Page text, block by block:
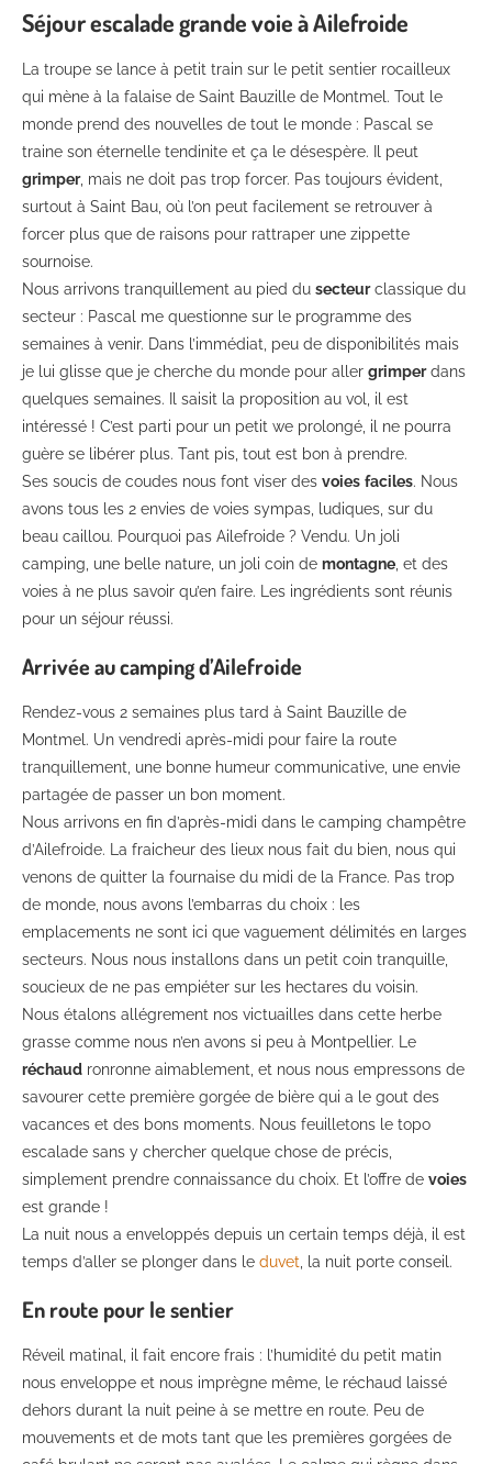
Séjour escalade grande voie à Ailefroide
La troupe se lance à petit train sur le petit sentier rocailleux
qui mène à la falaise de Saint Bauzille de Montmel. Tout le
monde prend des nouvelles de tout le monde : Pascal se
traine son éternelle tendinite et ça le désespère. Il peut
grimper, mais ne doit pas trop forcer. Pas toujours évident,
surtout à Saint Bau, où l’on peut facilement se retrouver à
forcer plus que de raisons pour rattraper une zippette
sournoise.
Nous arrivons tranquillement au pied du secteurclassique du
secteur : Pascal me questionne sur le programme des
semaines à venir. Dans l’immédiat, peu de disponibilités mais
je lui glisse que je cherche du monde pour aller grimperdans
quelques semaines. Il saisit la proposition au vol, il est
intéressé ! C’est parti pour un petit we prolongé, il ne pourra
guère se libérer plus. Tant pis, tout est bon à prendre.
Ses soucis de coudes nous font viser des voies faciles. Nous
avons tous les 2 envies de voies sympas, ludiques, sur du
beau caillou. Pourquoi pas Ailefroide ? Vendu. Un joli
camping, une belle nature, un joli coin de montagne, et des
voies à ne plus savoir qu’en faire. Les ingrédients sont réunis
pour un séjour réussi.
Arrivée au camping d’Ailefroide
Rendez-vous 2 semaines plus tard à Saint Bauzille de
Montmel. Un vendredi après-midi pour faire la route
tranquillement, une bonne humeur communicative, une envie
partagée de passer un bon moment.
Nous arrivons en fin d’après-midi dans le camping champêtre
d’Ailefroide. La fraicheur des lieux nous fait du bien, nous qui
venons de quitter la fournaise du midi de la France. Pas trop
de monde, nous avons l’embarras du choix : les
emplacements ne sont ici que vaguement délimités en larges
secteurs. Nous nous installons dans un petit coin tranquille,
soucieux de ne pas empiéter sur les hectares du voisin.
Nous étalons allégrement nos victuailles dans cette herbe
grasse comme nous n’en avons si peu à Montpellier. Le
réchaud ronronne aimablement, et nous nous empressons de
savourer cette première gorgée de bière qui a le gout des
vacances et des bons moments. Nous feuilletons le topo
escalade sans y chercher quelque chose de précis,
simplement prendre connaissance du choix. Et l’offre de voies
est grande !
La nuit nous a enveloppés depuis un certain temps déjà, il est
temps d’aller se plonger dans le duvet, la nuit porte conseil.
En route pour le sentier
Réveil matinal, il fait encore frais : l’humidité du petit matin
nous enveloppe et nous imprègne même, le réchaud laissé
dehors durant la nuit peine à se mettre en route. Peu de
mouvements et de mots tant que les premières gorgées de